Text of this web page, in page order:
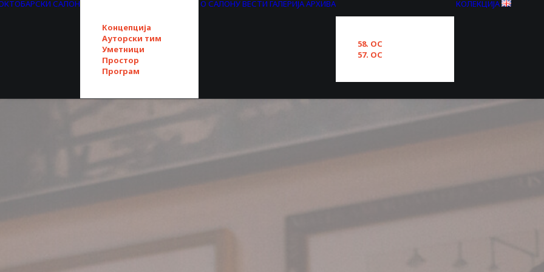
САЛОН
Концепција
Ауторски тим
Уметници
Простор
Програм
О САЛОНУВЕСТИ ГАЛЕРИЈААРХИВА
58. ОС
57. ОС
КОЛЕКЦИЈА